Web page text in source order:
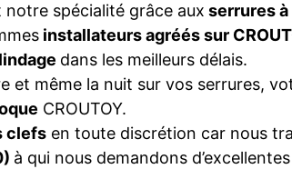
spécialité grâce aux serrures
installateurs agréés sur
dans les meilleurs délais.
et même la nuit sur vos serrures,
CROUTOY.
clefs en toute discrétion car nous
à qui nous demandons